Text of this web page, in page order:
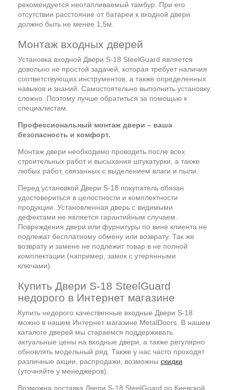
рекомендуется неотапливаемый тамбур. При его
отсутствии расстояние от батареи к входной двери
должно быть не менее 1,5м.
Монтаж входных дверей
Установка входной Двери S-18 SteelGuard является
довольно не простой задачей, которая требует наличия
соответствующих инструментов, а также определенных
навыков и знаний. Самостоятельно выполнить установку
сложно. Поэтому лучше обратиться за помощью к
специалистам.
Профессиональный монтаж двери – ваша
безопасность и комфорт.
Монтаж двери необходимо проводить после всех
строительных работ и высыхания штукатурки, а также
любых работ, связанных с выделением влаги и пыли.
Перед установкой Двери S-18 покупатель обязан
удостовериться в целостности и комплектности
продукции. Установленная дверь с видимыми
дефектами не является гарантийным случаем.
Повреждения двери или фурнитуры по вине клиента не
подлежат бесплатному обмену или возврату. Так же
возврату и замене не подлежит товар в не полной
комплектации (например, замок с утерянными
ключами).
Купить Двери S-18 SteelGuard
недорого в Интернет магазине
Купить недорого качественные входные Двери S-18
можно в нашем Интернет магазине MetalDoors. В нашем
каталоге дверей мы стараемся поддерживать
актуальные цены на входные двери, а также регулярно
обновлять модельный ряд. Также у нас часто проходят
различные акции, распродажи, возможны скидки
(уточняйте у менеджеров).
Возможна доставка Двери S-18 SteelGuard по Киевской